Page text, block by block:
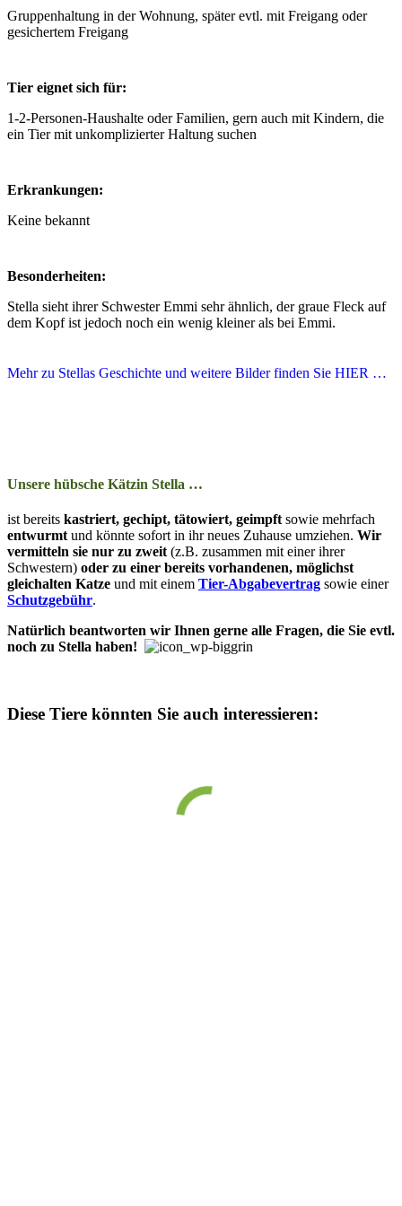
Gruppenhaltung in der Wohnung, später evtl. mit Freigang oder
gesichertem Freigang
Tier eignet sich für:
1-2-Personen-Haushalte oder Familien, gern auch mit Kindern, die
ein Tier mit unkomplizierter Haltung suchen
Erkrankungen:
Keine bekannt
Besonderheiten:
Stella sieht ihrer Schwester Emmi sehr ähnlich, der graue Fleck auf
dem Kopf ist jedoch noch ein wenig kleiner als bei Emmi.
Mehr zu Stellas Geschichte und weitere Bilder finden Sie HIER …
Unsere hübsche Kätzin Stella …
ist bereits kas­­triert, ge­­chipt, tä­­to­­wiert, ge­impft so­­wie mehr­­fach
ent­wurmt und kön­nte so­­fort in ihr neu­­es Zu­­hau­­se um­zieh­en. Wir
ver­­mit­t­eln sie nur zu zweit (z.B. zu­­sam­­men mit ein­­er ihrer
Schwes­tern) oder zu ein­er be­­reits vor­­han­­den­en, mög­­lichst
gleich­­alt­­en Katze und mit ein­­em Tier-Ab­­ga­­be­­ver­trag so­­wie ein­er
Schutz­­ge­bühr.
Natürlich be­­ant­­wor­­ten wir Ihn­en ger­ne alle Fra­­gen, die Sie evtl.
noch zu Stella ha­­ben!
Diese Tiere könnten Sie auch interessieren: